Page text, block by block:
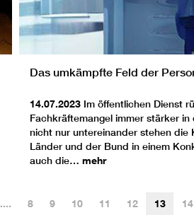
Das umkämpfte Feld der
14.07.2023 Im öffentlichen Dienst
Fachkräftemangel immer stärker in
nicht nur untereinander stehen die
Länder und der Bund in einem
auch die…mehr
.... 8 9 10 11 12 13 14